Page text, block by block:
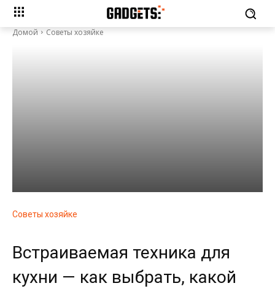
Домой Советы хозяйке
Советы хозяйке
Встраиваемая техника для
кухни — как выбрать, какой